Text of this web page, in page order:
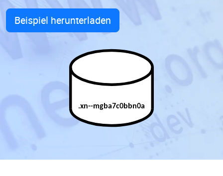
Beispiel herunterladen
.xn--mgba7c0bbn0a